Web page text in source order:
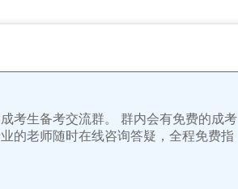
考生备考交流群。 群内会有免费的成考
的老师随时在线咨询答疑，全程免费指